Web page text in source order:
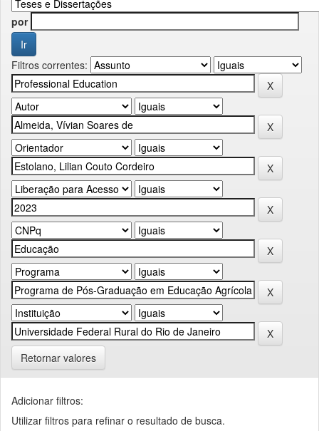
por
Filtros correntes:
Retornar valores
Adicionar filtros:
Utilizar filtros para refinar o resultado de busca.